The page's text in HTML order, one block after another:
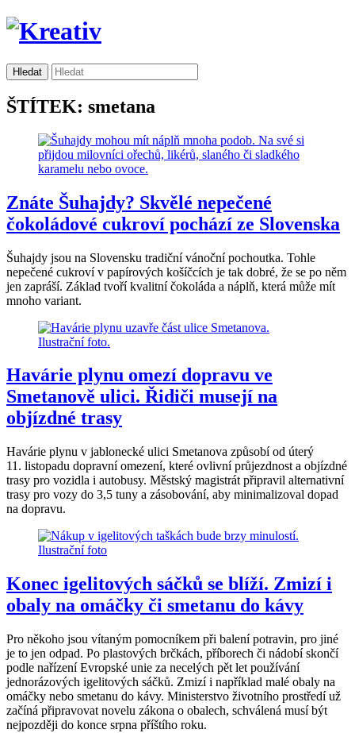
ŠTÍTEK: smetana
Znáte Šuhajdy? Skvělé nepečené
čokoládové cukroví pochází ze Slovenska
Šuhajdy jsou na Slovensku tradiční vánoční pochoutka. Tohle
nepečené cukroví v papírových košíčcích je tak dobré, že se po něm
jen zapráší. Základ tvoří kvalitní čokoláda a náplň, která může mít
mnoho variant.
Havárie plynu omezí dopravu ve
Smetanově ulici. Řidiči musejí na
objízdné trasy
Havárie plynu v jablonecké ulici Smetanova způsobí od úterý
11. listopadu dopravní omezení, které ovlivní průjezdnost a objízdné
trasy pro vozidla i autobusy. Městský magistrát připravil alternativní
trasy pro vozy do 3,5 tuny a zásobování, aby minimalizoval dopad
na dopravu.
Konec igelitových sáčků se blíží. Zmizí i
obaly na omáčky či smetanu do kávy
Pro někoho jsou vítaným pomocníkem při balení potravin, pro jiné
je to jen odpad. Po plastových brčkách, příborech či nádobí skončí
podle nařízení Evropské unie za necelých pět let používání
jednorázových igelitových sáčků. Zmizí i například malé obaly na
omáčky nebo smetanu do kávy. Ministerstvo životního prostředí už
začíná připravovat novelu zákona o obalech, schválená musí být
nejpozději do konce srpna příštího roku.